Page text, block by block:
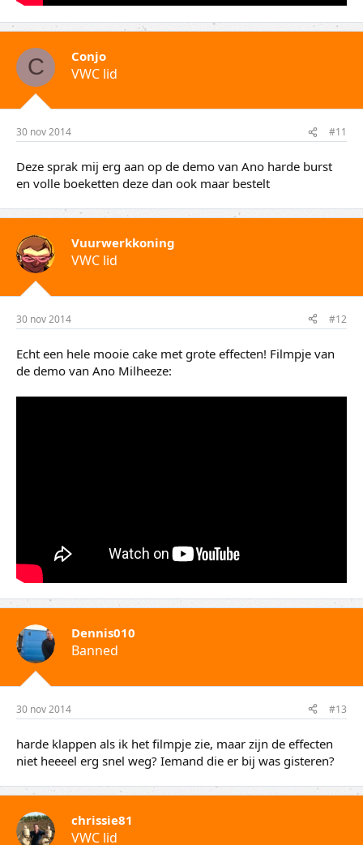
C Conjo
VWC lid
30 nov 2014 #11
Deze sprak mij erg aan op de demo van Ano harde burst
en volle boeketten deze dan ook maar bestelt
Vuurwerkkoning
VWC lid
30 nov 2014 #12
Echt een hele mooie cake met grote effecten! Filmpje van
de demo van Ano Milheeze:
Dennis010
Banned
30 nov 2014 #13
harde klappen als ik het filmpje zie, maar zijn de effecten
niet heeeel erg snel weg? Iemand die er bij was gisteren?
chrissie81
VWC lid